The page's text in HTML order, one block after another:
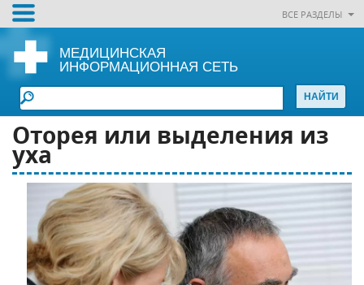
ВСЕ РАЗДЕЛЫ
МЕДИЦИНСКАЯ
ИНФОРМАЦИОННАЯ СЕТЬ
Оторея или выделения из
уха